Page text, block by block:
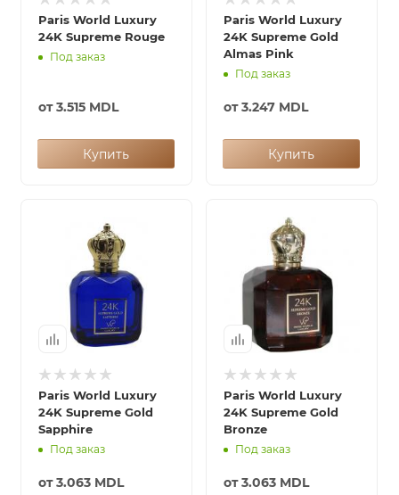
Paris World Luxury
24K Supreme Rouge
Под заказ
от3.515 MDL
Купить
Paris World Luxury
24K Supreme Gold
Almas Pink
Под заказ
от3.247 MDL
Купить
Paris World Luxury
24K Supreme Gold
Sapphire
Под заказ
от3.063 MDL
Paris World Luxury
24K Supreme Gold
Bronze
Под заказ
от3.063 MDL